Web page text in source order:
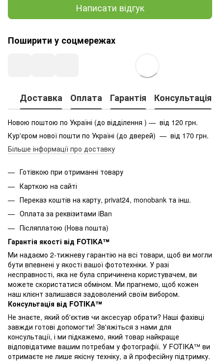
Написати відгук
Поширити у соцмережах
Доставка Оплата Гарантія Консультація
Новою поштою по Україні (до відділення ) — від 120 грн.
Кур'єром нової пошти по Україні (до дверей) — від 170 грн.
Більше інформації про доставку
Готівкою при отриманні товару
Карткою на сайті
Переказ коштів на карту, privat24, monobank та інш.
Оплата за реквізитами iBan
Післяплатою (Нова пошта)
Гарантія якості від FOTIKA™
Ми надаємо 2-тижневу гарантію на всі товари, щоб ви могли
бути впевнені у якості вашої фототехніки. У разі
несправності, яка не була спричинена користувачем, ви
можете скористатися обміном. Ми прагнемо, щоб кожен
наш клієнт залишався задоволений своїм вибором.
Консультація від FOTIKA™
Не знаєте, який об'єктив чи аксесуар обрати? Наші фахівці
завжди готові допомогти! Зв'яжіться з нами для
консультації, і ми підкажемо, який товар найкраще
відповідатиме вашим потребам у фотографії. У FOTIKA™ ви
отримаєте не лише якісну техніку, а й професійну підтримку.